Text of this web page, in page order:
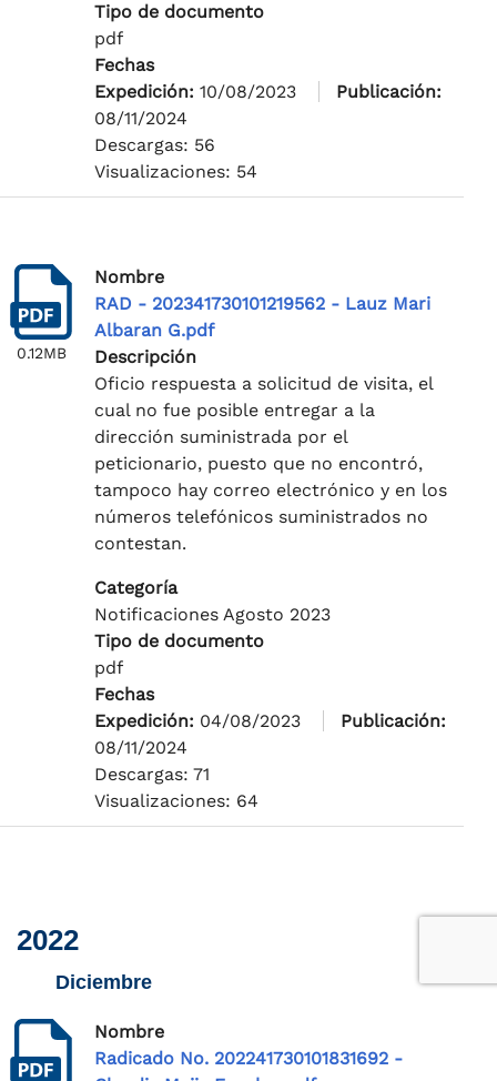
Tipo de documento
pdf
Fechas
Expedición: 10/08/2023
Publicación:
08/11/2024
Descargas: 56
Visualizaciones: 54
0.12MB
Nombre
RAD - 202341730101219562 - Lauz Mari
Albaran G.pdf
Descripción
Oficio respuesta a solicitud de visita, el
cual no fue posible entregar a la
dirección suministrada por el
peticionario, puesto que no encontró,
tampoco hay correo electrónico y en los
números telefónicos suministrados no
contestan.
Categoría
Notificaciones Agosto 2023
Tipo de documento
pdf
Fechas
Expedición: 04/08/2023
Publicación:
08/11/2024
Descargas: 71
Visualizaciones: 64
2022
Diciembre
Nombre
Radicado No. 202241730101831692 -